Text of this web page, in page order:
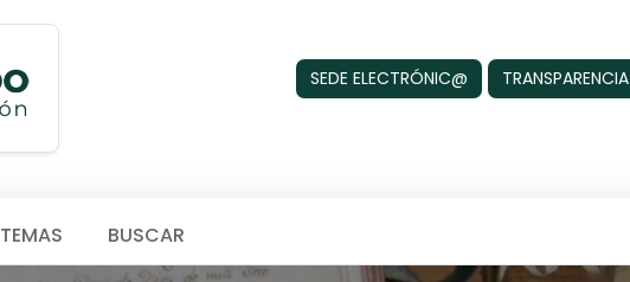
SEDE ELECTRÓNIC@ TRANSPARENCIA
TEMAS BUSCAR